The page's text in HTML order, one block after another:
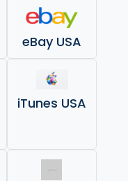
eBay USA
iTunes USA